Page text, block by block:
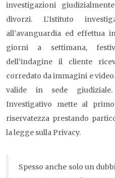
investigazioni
divorzi. L’Istituto
all’avanguardia ed effettua
giorni a settimana,
dell’indagine il cliente
corredato da immagini e
valide in sede
Investigativo mette al
riservatezza prestando
la legge sulla Privacy.
Spesso anche solo un